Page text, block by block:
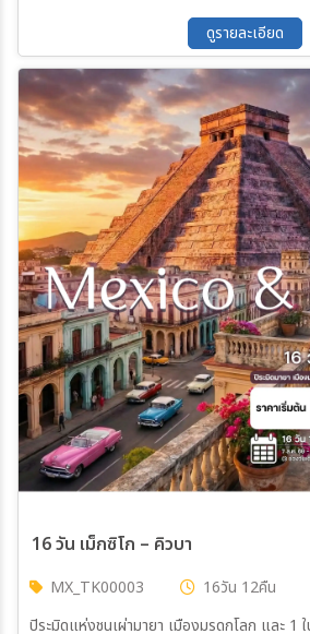
ดูรายละเอียด
16 วัน เม็กซิโก – คิวบา
MX_TK00003 16วัน 12คืน
ปิระมิดแห่งชนเผ่ามายา เมืองมรดกโลก และ 1